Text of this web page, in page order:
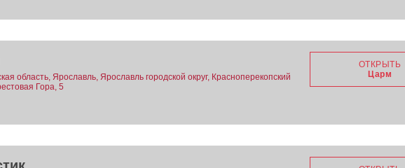
область, Ярославль, Ярославль городской округ, Красноперекопский
Гора, 5
ОТКРЫТЬ
Царм